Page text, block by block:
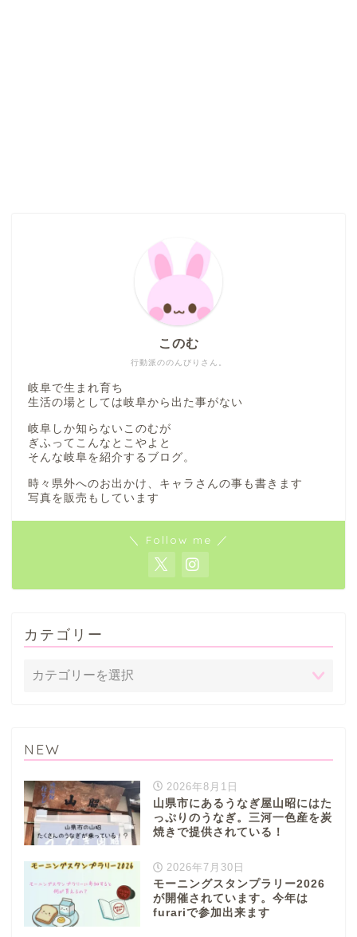
行動派ののんびりさん。
このむ
岐阜で生まれ育ち
生活の場としては岐阜から出た事がない
岐阜しか知らないこのむが
ぎふってこんなとこやよと
そんな岐阜を紹介するブログ。
時々県外へのお出かけ、キャラさんの事も書きます
写真を販売もしています
＼ Follow me ／
カテゴリー
NEW
2026年8月1日
山県市にあるうなぎ屋山昭にはた
っぷりのうなぎ。三河一色産を炭
焼きで提供されている！
2026年7月30日
モーニングスタンプラリー2026
が開催されています。今年は
furariで参加出来ます